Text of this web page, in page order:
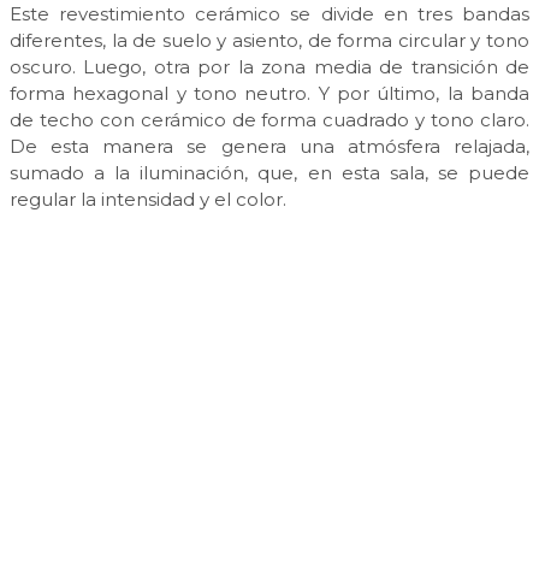
Este revestimiento cerámico se divide en tres bandas
diferentes, la de suelo y asiento, de forma circular y tono
oscuro. Luego, otra por la zona media de transición de
forma hexagonal y tono neutro. Y por último, la banda
de techo con cerámico de forma cuadrado y tono claro.
De esta manera se genera una atmósfera relajada,
sumado a la iluminación, que, en esta sala, se puede
regular la intensidad y el color.